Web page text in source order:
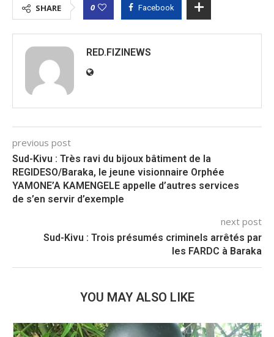
SHARE 0 Facebook
RED.FIZINEWS
previous post
Sud-Kivu : Très ravi du bijoux bâtiment de la
REGIDESO/Baraka, le jeune visionnaire Orphée
YAMONE’A KAMENGELE appelle d’autres services
de s’en servir d’exemple
next post
Sud-Kivu : Trois présumés criminels arrêtés par
les FARDC à Baraka
YOU MAY ALSO LIKE